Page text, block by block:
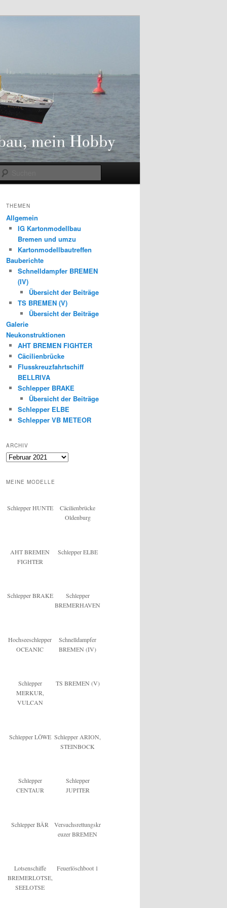
THEMEN
Allgemein
IG Kartonmodellbau
Bremen und umzu
Kartonmodellbautreffen
Bauberichte
Schnelldampfer BREMEN
(IV)
Übersicht der Beiträge
TS BREMEN (V)
Übersicht der Beiträge
Galerie
Neukonstruktionen
AHT BREMEN FIGHTER
Cäcilienbrücke
Flusskreuzfahrtschiff
BELLRIVA
Schlepper BRAKE
Übersicht der Beiträge
Schlepper ELBE
Schlepper VB METEOR
ARCHIV
Archiv
MEINE MODELLE
Schlepper HUNTE
Cäcilienbrücke
Oldenburg
AHT BREMEN
FIGHTER
Schlepper ELBE
Schlepper BRAKE
Schlepper
BREMERHAVEN
Hochseeschlepper
OCEANIC
Schnelldampfer
BREMEN (IV)
Schlepper
MERKUR,
VULCAN
TS BREMEN (V)
Schlepper LÖWE Schlepper ARION,
STEINBOCK
Schlepper
CENTAUR
Schlepper
JUPITER
Schlepper BÄR
Versuchsrettungskr
euzer BREMEN
Lotsenschiffe
BREMERLOTSE,
SEELOTSE
Feuerlöschboot 1